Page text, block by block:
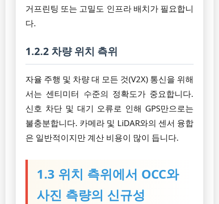
거프린팅 또는 고밀도 인프라 배치가 필요합니
다.
1.2.2 차량 위치 측위
자율 주행 및 차량 대 모든 것(V2X) 통신을 위해
서는 센티미터 수준의 정확도가 중요합니다.
신호 차단 및 대기 오류로 인해 GPS만으로는
불충분합니다. 카메라 및 LiDAR와의 센서 융합
은 일반적이지만 계산 비용이 많이 듭니다.
1.3 위치 측위에서 OCC와
사진 측량의 신규성